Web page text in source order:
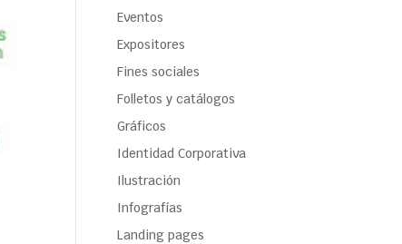
Eventos
Expositores
Fines sociales
Folletos y catálogos
Gráficos
Identidad Corporativa
Ilustración
Infografías
Landing pages